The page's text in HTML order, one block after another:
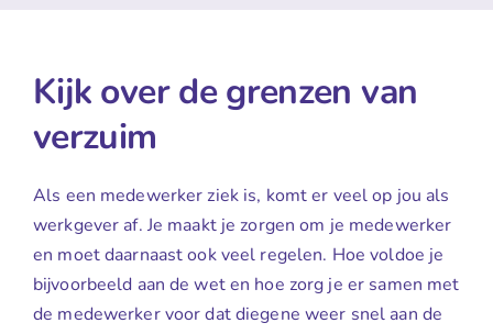
Kijk over de grenzen van
verzuim
Als een medewerker ziek is, komt er veel op jou als
werkgever af. Je maakt je zorgen om je medewerker
en moet daarnaast ook veel regelen. Hoe voldoe je
bijvoorbeeld aan de wet en hoe zorg je er samen met
de medewerker voor dat diegene weer snel aan de